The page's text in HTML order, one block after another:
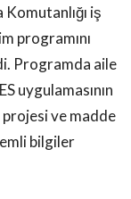
iş
programını
Programda aile
uygulamasının
projesi ve madde
bilgiler